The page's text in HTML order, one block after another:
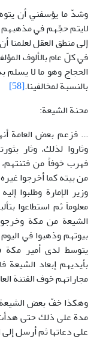
وشدّ ما يؤسفني أن
لايتم حجّهم في مذهبهم
إلى منطق العقل لعلمنا
في کلّ عام بالألوف
الحجاج وهو ما لا يسلم
بالنسبة لمخالفينا.[58]
محنة الشيعة:
... فزعم بعض العامة
وثاروا لذلك، وثار
فهرب خوفاً من
من بيته کما أخرجوا
وزير الإمارة وطلبوا
معلوماَ ثم استطاعوا
الشيعة من مکة
بيوتهم وذهبوا في
يتوسط لدى أمير مکة
بأيديهم إبعاد الشيعة
مجاراتهم خوف الفتنة
وهکذا خفّ بعض الشيعة
مدة على ذلك حتى
على دعاتها ثم أرسل إلى